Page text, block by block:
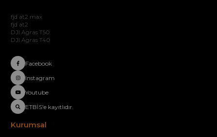
fjd at2 max
fjd at2
DJI Agras T50
DJI Agras T40
Facebook
Instagram
Youtube
ETBİS'e kayıtlıdır.
Kurumsal